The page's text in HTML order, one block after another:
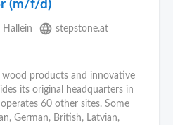
(m/f/d)
Hallein language stepstone.at
wood products and innovative
its original headquarters in
operates 60 other sites. Some
German, British, Latvian,